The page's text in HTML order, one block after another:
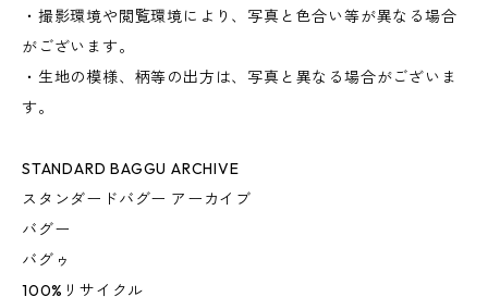
・撮影環境や閲覧環境により、写真と色合い等が異なる場合
がございます。
・生地の模様、柄等の出方は、写真と異なる場合がございま
す。
STANDARD BAGGU ARCHIVE
スタンダードバグー アーカイブ
バグー
バグゥ
100%リサイクル